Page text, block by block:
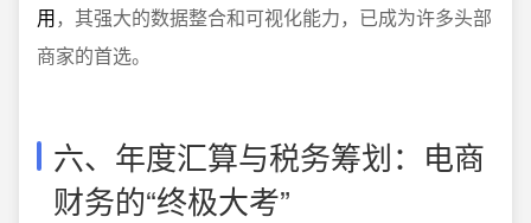
用，其强大的数据整合和可视化能力，已成为许多头部
商家的首选。
六、年度汇算与税务筹划：电商
财务的“终极大考”